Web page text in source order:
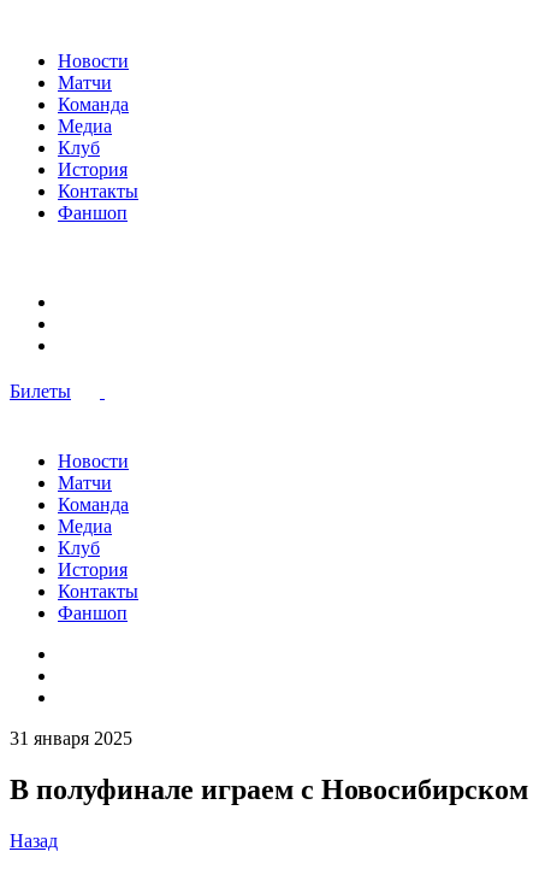
Новости
Матчи
Команда
Медиа
Клуб
История
Контакты
Фаншоп
Билеты
Новости
Матчи
Команда
Медиа
Клуб
История
Контакты
Фаншоп
31 января 2025
В полуфинале играем с Новосибирском
Назад